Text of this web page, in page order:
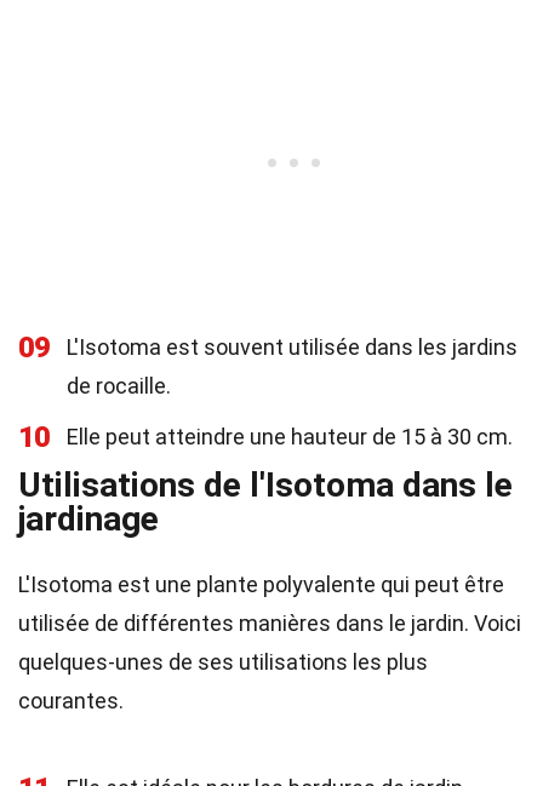
09
L'Isotoma est souvent utilisée dans les jardins
de rocaille.
10 Elle peut atteindre une hauteur de 15 à 30 cm.
Utilisations de l'Isotoma dans le
jardinage
L'Isotoma est une plante polyvalente qui peut être
utilisée de différentes manières dans le jardin. Voici
quelques-unes de ses utilisations les plus
courantes.